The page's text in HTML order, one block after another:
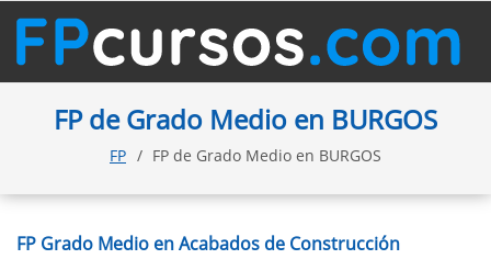
FP de Grado Medio en BURGOS
FP FP de Grado Medio en BURGOS
FP Grado Medio en Acabados de Construcción